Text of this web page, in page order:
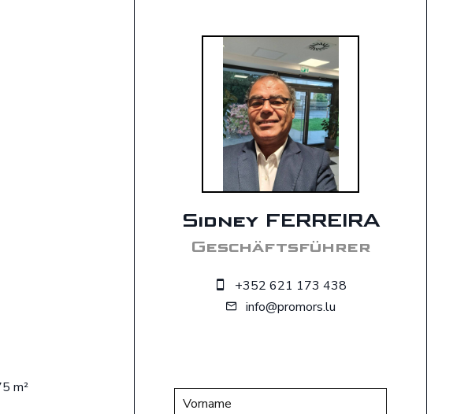
m²
Sidney FERREIRA
Geschäftsführer
+352 621 173 438
info@promors.lu